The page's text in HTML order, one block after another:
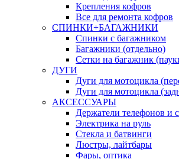
Крепления кофров
Все для ремонта кофров
СПИНКИ+БАГАЖНИКИ
Спинки с багажником
Багажники (отдельно)
Сетки на багажник
ДУГИ
Дуги для мотоцикла
Дуги для мотоцикла
АКСЕССУАРЫ
Держатели телефонов и
Электрика на руль
Стекла и батвинги
Люстры, лайтбары
Фары, оптика